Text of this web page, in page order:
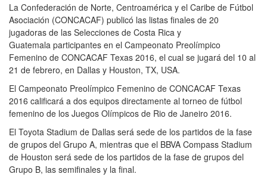
La Confederación de Norte, Centroamérica y el Caribe de Fútbol
Asociación (CONCACAF) publicó las listas finales de 20
jugadoras de las Selecciones de Costa Rica y
Guatemala participantes en el Campeonato Preolímpico
Femenino de CONCACAF Texas 2016, el cual se jugará del 10 al
21 de febrero, en Dallas y Houston, TX, USA.
El Campeonato Preolímpico Femenino de CONCACAF Texas
2016 calificará a dos equipos directamente al torneo de fútbol
femenino de los Juegos Olímpicos de Rio de Janeiro 2016.
El Toyota Stadium de Dallas será sede de los partidos de la fase
de grupos del Grupo A, mientras que el BBVA Compass Stadium
de Houston será sede de los partidos de la fase de grupos del
Grupo B, las semifinales y la final.